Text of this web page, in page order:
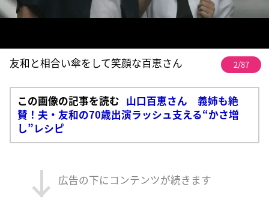
友和と相合い傘をして笑顔な百恵さん 2/87
この画像の記事を読む 山口百恵さん 義姉も絶
賛！夫・友和の70歳出演ラッシュ支える“かさ増
し”レシピ
広告の下にコンテンツが続きます